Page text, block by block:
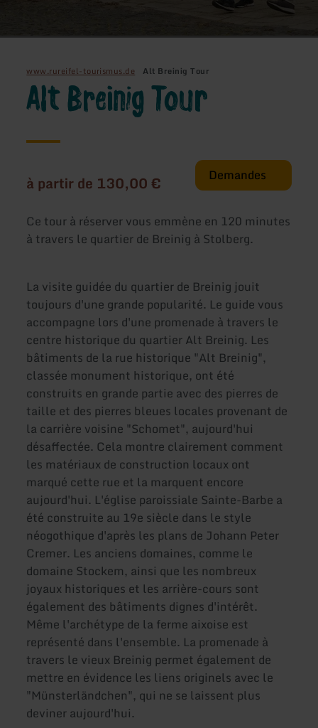
www.rureifel-tourismus.de Alt Breinig Tour
Alt Breinig Tour
à partir de 130,00 € Demandes
Ce tour à réserver vous emmène en 120 minutes
à travers le quartier de Breinig à Stolberg.
La visite guidée du quartier de Breinig jouit
toujours d'une grande popularité. Le guide vous
accompagne lors d'une promenade à travers le
centre historique du quartier Alt Breinig. Les
bâtiments de la rue historique "Alt Breinig",
classée monument historique, ont été
construits en grande partie avec des pierres de
taille et des pierres bleues locales provenant de
la carrière voisine "Schomet", aujourd'hui
désaffectée. Cela montre clairement comment
les matériaux de construction locaux ont
marqué cette rue et la marquent encore
aujourd'hui. L'église paroissiale Sainte-Barbe a
été construite au 19e siècle dans le style
néogothique d'après les plans de Johann Peter
Cremer. Les anciens domaines, comme le
domaine Stockem, ainsi que les nombreux
joyaux historiques et les arrière-cours sont
également des bâtiments dignes d'intérêt.
Même l'archétype de la ferme aixoise est
représenté dans l'ensemble. La promenade à
travers le vieux Breinig permet également de
mettre en évidence les liens originels avec le
"Münsterländchen", qui ne se laissent plus
deviner aujourd'hui.